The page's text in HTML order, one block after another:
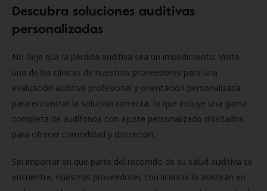
Descubra soluciones auditivas
personalizadas
No deje que la pérdida auditiva sea un impedimento. Visite
una de las clínicas de nuestros proveedores para una
evaluación auditiva profesional y orientación personalizada
para encontrar la solución correcta, lo que incluye una gama
completa de audífonos con ajuste personalizado diseñados
para ofrecer comodidad y discreción.
Sin importar en qué parte del recorrido de su salud auditiva se
encuentre, nuestros proveedores con licencia lo asistirán en